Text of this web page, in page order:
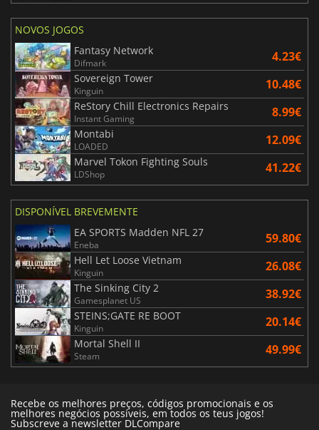
NOVOS JOGOS
Fantasy Network
Difmark 4.23€
Sovereign Tower
Kinguin 10.48€
ReStory Chill Electronics Repairs
Instant Gaming 8.99€
Montabi
LOADED 12.09€
Marvel Tokon Fighting Souls
LDShop 41.22€
DISPONÍVEL BREVEMENTE
EA SPORTS Madden NFL 27
Eneba 59.80€
Hell Let Loose Vietnam
Kinguin 26.08€
The Sinking City 2
Gamesplanet US 38.92€
STEINS;GATE RE BOOT
Kinguin 20.14€
Mortal Shell II
Steam 49.99€
Recebe os melhores preços, códigos promocionais e os
melhores negócios possíveis, em todos os teus jogos!
Subscreve a newsletter DLCompare